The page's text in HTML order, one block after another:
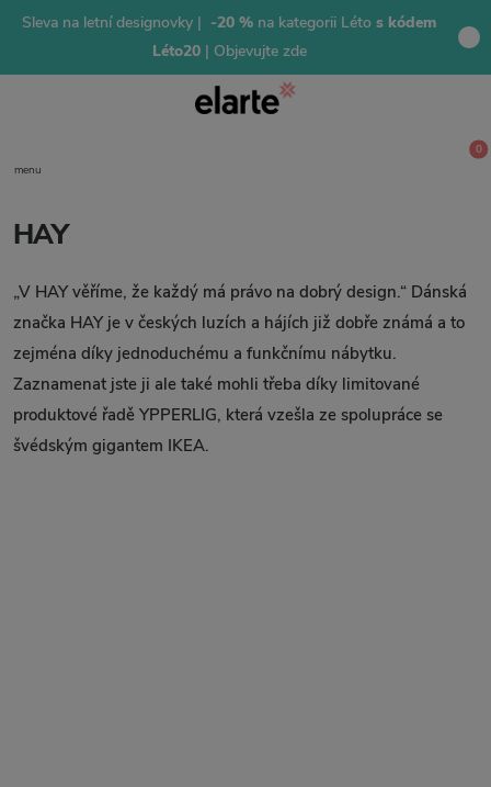
Sleva na letní designovky | -20 % na kategorii Léto s kódem
Léto20 | Objevujte zde
menu
0
HAY
„V HAY věříme, že každý má právo na dobrý design.“ Dánská
značka HAY je v českých luzích a hájích již dobře známá a to
zejména díky jednoduchému a funkčnímu nábytku.
Zaznamenat jste ji ale také mohli třeba díky limitované
produktové řadě YPPERLIG, která vzešla ze spolupráce se
švédským gigantem IKEA.